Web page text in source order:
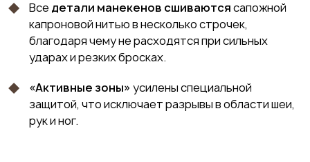
Все детали манекенов сшиваютсясапожной
капроновой нитью в несколько строчек,
благодаря чему не расходятся при сильных
ударах и резких бросках.
«Активные зоны» усилены специальной
защитой, что исключает разрывы в области шеи,
рук и ног.